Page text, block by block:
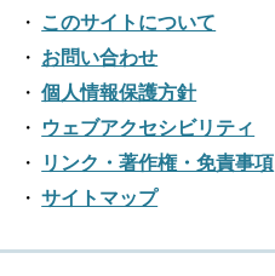
2024年01月
2023年02月
2023年01月
2022年03月
2022年02月
2021年04月
2021年03月
2021年02月
2021年01月
2020年05月
2020年04月
2020年03月
2019年07月
2019年06月
2019年05月
2018年08月
2018年07月
2018年06月
2018年05月
2018年04月
2017年08月
2017年07月
2017年06月
2017年05月
2016年10月
2016年09月
2016年08月
このサイトについて
お問い合わせ
個人情報保護方針
ウェブアクセシビリティ
リンク・著作権・免責事項
サイトマップ